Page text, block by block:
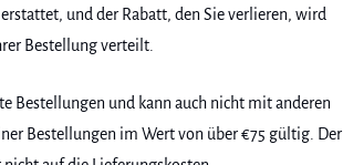
und der Rabatt, den Sie verlieren, wird
Bestellung verteilt.
Bestellungen und kann auch nicht mit anderen
Bestellungen im Wert von über €75 gültig. Der